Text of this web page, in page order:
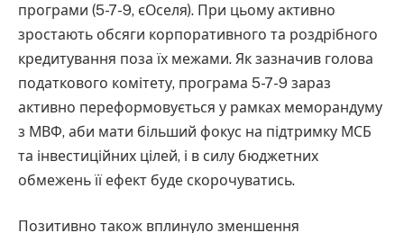
програми (5-7-9, єОселя). При цьому активно
зростають обсяги корпоративного та роздрібного
кредитування поза їх межами. Як зазначив голова
податкового комітету, програма 5-7-9 зараз
активно переформовується у рамках меморандуму
з МВФ, аби мати більший фокус на підтримку МСБ
та інвестиційних цілей, і в силу бюджетних
обмежень її ефект буде скорочуватись.
Позитивно також вплинуло зменшення